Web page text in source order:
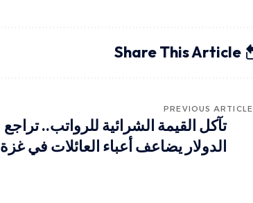
Share This Article
PREVIOUS ARTICLE
تآكل القيمة الشرائية للرواتب.. تراجع
الدولار يضاعف أعباء العائلات في غزة